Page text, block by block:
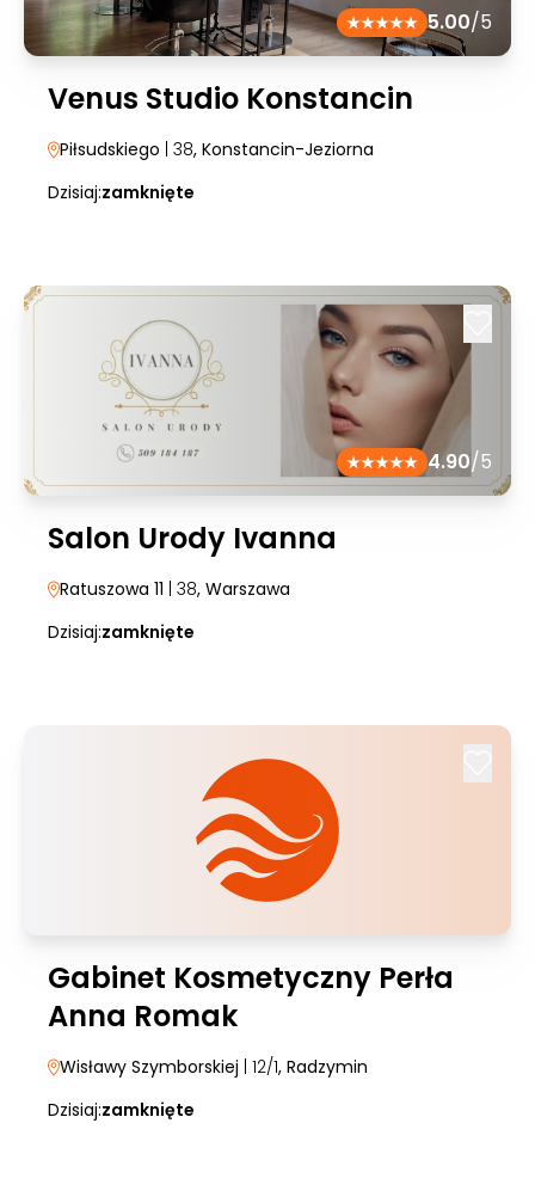
5.00/5
Venus Studio Konstancin
Piłsudskiego | 38, Konstancin-Jeziorna
Dzisiaj:zamknięte
4.90/5
Salon Urody Ivanna
Ratuszowa 11 | 38, Warszawa
Dzisiaj:zamknięte
Gabinet Kosmetyczny Perła
Anna Romak
Wisławy Szymborskiej | 12/1, Radzymin
Dzisiaj:zamknięte